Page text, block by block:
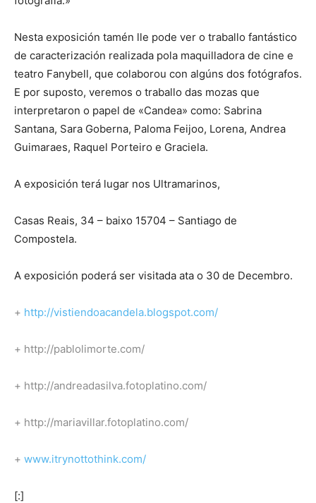
Nesta exposición tamén lle pode ver o traballo fantástico
de caracterización realizada pola maquilladora de cine e
teatro Fanybell, que colaborou con algúns dos fotógrafos.
E por suposto, veremos o traballo das mozas que
interpretaron o papel de «Candea» como: Sabrina
Santana, Sara Goberna, Paloma Feijoo, Lorena, Andrea
Guimaraes, Raquel Porteiro e Graciela.
A exposición terá lugar nos Ultramarinos,
Casas Reais, 34 – baixo 15704 – Santiago de
Compostela.
A exposición poderá ser visitada ata o 30 de Decembro.
+ http://vistiendoacandela.blogspot.com/
+ http://pablolimorte.com/
+ http://andreadasilva.fotoplatino.com/
+ http://mariavillar.fotoplatino.com/
+ www.itrynottothink.com/
[:]